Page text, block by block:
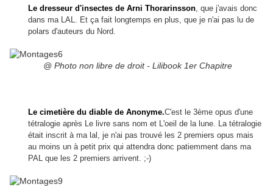
Le dresseur d'insectes de Arni Thorarinsson, que j'avais donc
dans ma LAL. Et ça fait longtemps en plus, que je n'ai pas lu de
polars d'auteurs du Nord.
@ Photo non libre de droit - Lilibook 1er Chapitre
Le cimetière du diable de Anonyme.C'est le 3ème opus d'une
tétralogie après Le livre sans nom et L'oeil de la lune. La tétralogie
était inscrit à ma lal, je n'ai pas trouvé les 2 premiers opus mais
au moins un à petit prix qui attendra donc patiemment dans ma
PAL que les 2 premiers arrivent. ;-)